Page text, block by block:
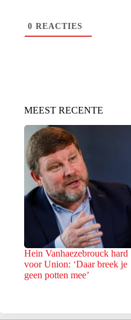
0 REACTIES
MEEST RECENTE
Hein Vanhaezebrouck hard
voor Union: ‘Daar breek je
geen potten mee’